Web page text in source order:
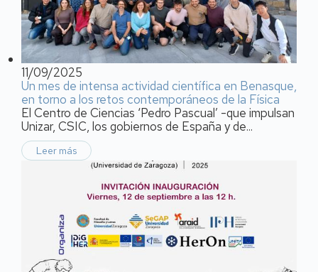
11/09/2025
Un mes de intensa actividad científica en Benasque,
en torno a los retos contemporáneos de la Física
El Centro de Ciencias ‘Pedro Pascual’ -que impulsan
Unizar, CSIC, los gobiernos de España y de...
Leer más